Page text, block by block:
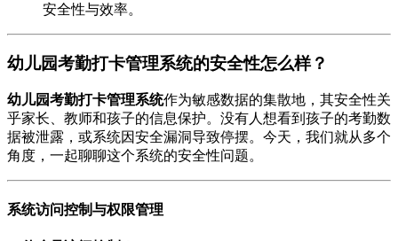
安全性与效率。
幼儿园考勤打卡管理系统的安全性怎么样？
幼儿园考勤打卡管理系统作为敏感数据的集散地，其安全性关
乎家长、教师和孩子的信息保护。没有人想看到孩子的考勤数
据被泄露，或系统因安全漏洞导致停摆。今天，我们就从多个
角度，一起聊聊这个系统的安全性问题。
系统访问控制与权限管理